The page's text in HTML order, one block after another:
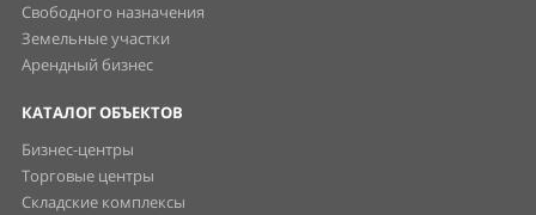
Свободного назначения
Земельные участки
Арендный бизнес
КАТАЛОГ ОБЪЕКТОВ
Бизнес-центры
Торговые центры
Складские комплексы